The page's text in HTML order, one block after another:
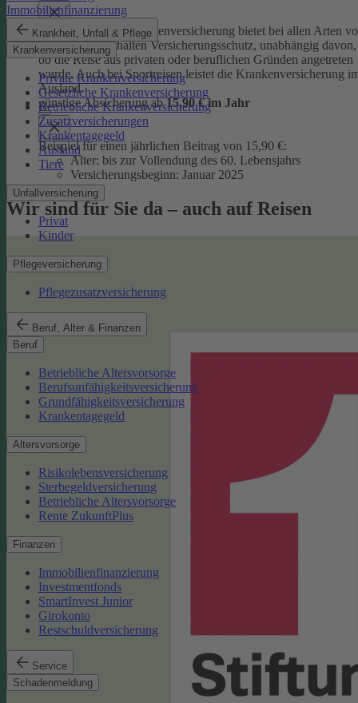
Immobilienfinanzierung
Krankheit, Unfall & Pflege
Krankenversicherung
Private Krankenversicherung
Gesetzliche Krankenversicherung
Betriebliche Krankenversicherung
Zusatzversicherungen
Krankentagegeld
Ausland
Tiere
Unfallversicherung
Privat
Kinder
Pflegeversicherung
Pflegezusatzversicherung
Beruf, Alter & Finanzen
Beruf
Betriebliche Altersvorsorge
Berufsunfähigkeitsversicherung
Grundfähigkeitsversicherung
Krankentagegeld
Altersvorsorge
Risikolebensversicherung
Sterbegeldversicherung
Betriebliche Altersvorsorge
Rente ZukunftPlus
Finanzen
Immobilienfinanzierung
Investmentfonds
SmartInvest Junior
Girokonto
Restschuldversicherung
Service
Schadenmeldung
Die Auslandsreisekrankenversicherung bietet bei allen Arten
Auslandsaufenthalten Versicherungsschutz, unabhängig davon,
ob die Reise aus privaten oder beruflichen Gründen angetreten
wurde. Auch bei Sportreisen leistet die Krankenversicherung
Ausland.
günstige Absicherung ab15,90 € im Jahr
Beispiel für einen jährlichen Beitrag von 15,90 €:
Alter: bis zur Vollendung des 60. Lebensjahrs
Versicherungsbeginn: Januar 2025
Wir sind für Sie da – auch auf Reisen